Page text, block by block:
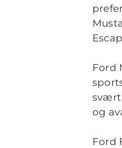
Ford
svært
og
Ford